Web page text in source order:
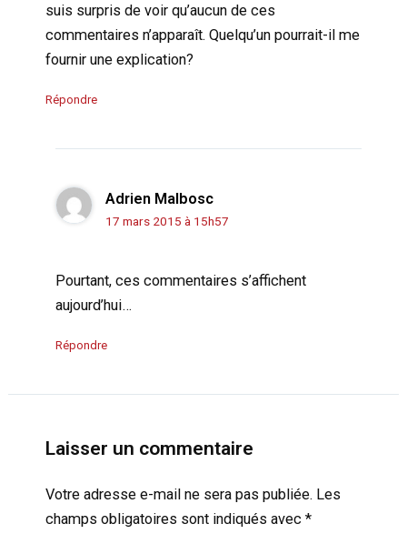
suis surpris de voir qu’aucun de ces
commentaires n’apparaît. Quelqu’un pourrait-il me
fournir une explication?
Répondre
Adrien Malbosc
17 mars 2015 à 15h57
Pourtant, ces commentaires s’affichent
aujourd’hui…
Répondre
Laisser un commentaire
Votre adresse e-mail ne sera pas publiée. Les
champs obligatoires sont indiqués avec *